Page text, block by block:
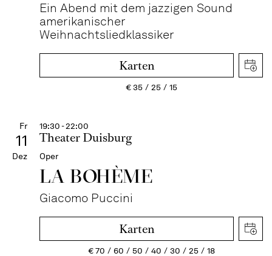
Ein Abend mit dem jazzigen Sound
amerikanischer
Weihnachtsliedklassiker
Karten
€35 25 15
Fr
11
Dez
19:30 - 22:00
Theater Duisburg
Oper
LA BOHÈME
Giacomo Puccini
Karten
€70 60 50 40 30 25
18